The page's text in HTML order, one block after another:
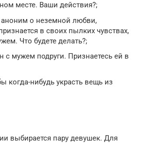
месте. Ваши действия?;
о неземной любви,
в своих пылких чувствах,
Что будете делать?;
с мужем подруги. Признаетесь ей в
когда-нибудь украсть вещь из
выбирается пару девушек. Для